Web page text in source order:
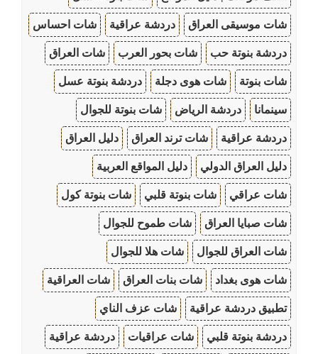
شات موسيقى العراق دردشة عراقية شات احساس
دردشة بنوتة حب شات بحور العرب شات العراق
شات بنوتة شات هوى دجلة دردشة بنوتة عسل
سينمانا دردشة الرياض شات بنوتة للجوال
دردشة عراقية شات ترند العراق دليل العراق
دليل العراق الدولي دليل المواقع العربية
شات عراقي شات بنوتة قلبي شات بنوتة كول
شات صبايا العراق شات طموح للجوال
شات العراق للجوال شات هلا للجوال
شات هوى بغداد شات بنات العراق شات العراقية
تطبيق دردشة عراقية شات عزف الناي
دردشة بنوتة قلبي شات عراقيات دردشة عراقية